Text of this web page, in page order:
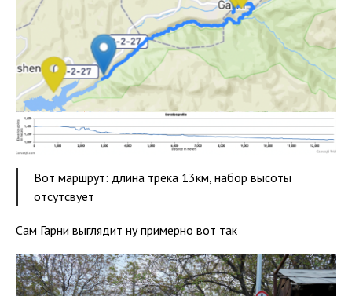
Вот маршрут: длина трека 13км, набор высоты
отсутсвует
Сам Гарни выглядит ну примерно вот так